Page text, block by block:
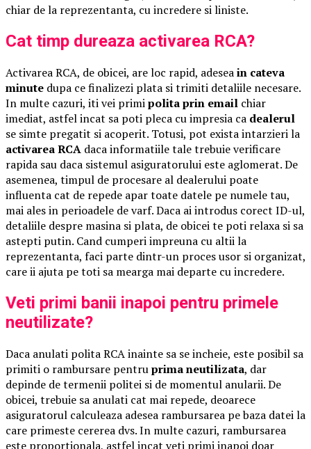
chiar de la reprezentanta, cu incredere si liniste.
Cat timp dureaza activarea RCA?
Activarea RCA, de obicei, are loc rapid, adeseain cateva
minute dupa ce finalizezi plata si trimiti detaliile necesare.
In multe cazuri, iti vei primipolita prin email chiar
imediat, astfel incat sa poti pleca cu impresia ca dealerul
se simte pregatit si acoperit. Totusi, pot exista intarzieri la
activarea RCA daca informatiile tale trebuie verificare
rapida sau daca sistemul asiguratorului este aglomerat. De
asemenea, timpul de procesare al dealerului poate
influenta cat de repede apar toate datele pe numele tau,
mai ales in perioadele de varf. Daca ai introdus corect ID-ul,
detaliile despre masina si plata, de obicei te poti relaxa si sa
astepti putin. Cand cumperi impreuna cu altii la
reprezentanta, faci parte dintr-un proces usor si organizat,
care ii ajuta pe toti sa mearga mai departe cu incredere.
Veti primi banii inapoi pentru primele
neutilizate?
Daca anulati polita RCA inainte sa se incheie, este posibil sa
primiti o rambursare pentruprima neutilizata, dar
depinde de termenii politei si de momentul anularii. De
obicei, trebuie sa anulati cat mai repede, deoarece
asiguratorul calculeaza adesea rambursarea pe baza datei la
care primeste cererea dvs. In multe cazuri, rambursarea
este proportionala, astfel incat veti primi inapoi doar